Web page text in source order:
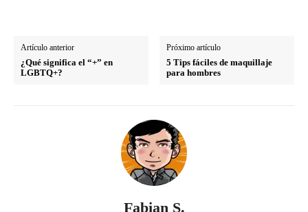
Artículo anterior
¿Qué significa el “+” en
LGBTQ+?
Próximo artículo
5 Tips fáciles de maquillaje
para hombres
Fabian S.